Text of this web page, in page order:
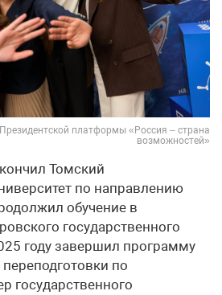
платформы «Россия – страна
возможностей»
Томский
по направлению
обучение в
государственного
году завершил программу
по
государственного